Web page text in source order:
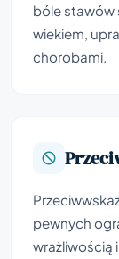
bóle stawów
wiekiem,
chorobami.
pewnych
wrażliwością